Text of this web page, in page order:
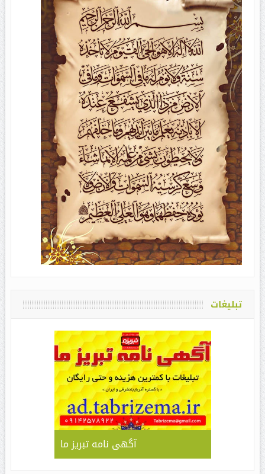
تبلیغات
آگهی نامه تبریز ما